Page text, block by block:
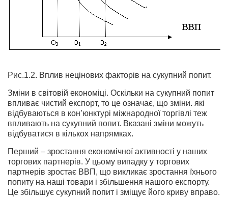
Рис.1.2. Вплив нецінових факторів на сукупний попит.
Зміни в світовій економіці. Оскільки на сукупний попит
впливає чистий експорт, то це означає, що зміни. які
відбуваються в кон’юнктурі міжнародної торгівлі теж
впливають на сукупний попит. Вказані зміни можуть
відбуватися в кількох напрямках.
Перший – зростання економічної активності у наших
торгових партнерів. У цьому випадку у торгових
партнерів зростає ВВП, що викликає зростання їхнього
попиту на наші товари і збільшення нашого експорту.
Це збільшує сукупний попит і зміщує його криву вправо.